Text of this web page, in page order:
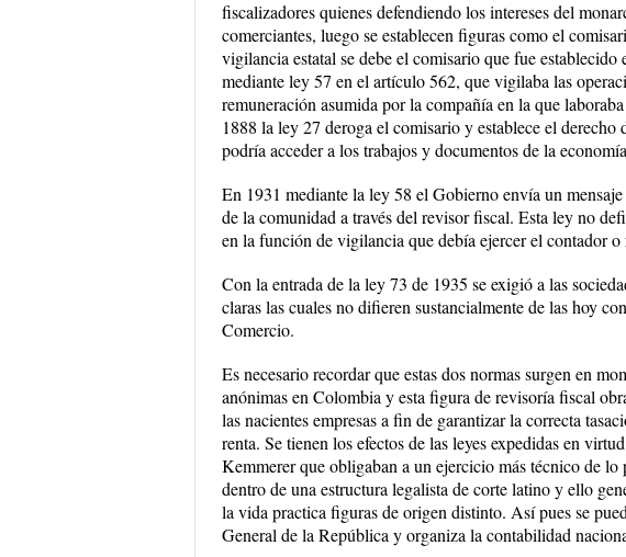
fiscalizadores quienes defendiendo los intereses del
comerciantes, luego se establecen figuras como el
vigilancia estatal se debe el comisario que fue
mediante ley 57 en el artículo 562, que vigilaba las
remuneración asumida por la compañía en la que
1888 la ley 27 deroga el comisario y establece el
podría acceder a los trabajos y documentos de la
En 1931 mediante la ley 58 el Gobierno envía un
de la comunidad a través del revisor fiscal. Esta ley no
en la función de vigilancia que debía ejercer el contador
Con la entrada de la ley 73 de 1935 se exigió a las
claras las cuales no difieren sustancialmente de las hoy
Comercio.
Es necesario recordar que estas dos normas surgen en
anónimas en Colombia y esta figura de revisoría fiscal
las nacientes empresas a fin de garantizar la correcta
renta. Se tienen los efectos de las leyes expedidas en
Kemmerer que obligaban a un ejercicio más técnico de
dentro de una estructura legalista de corte latino y ello
la vida practica figuras de origen distinto. Así pues se
General de la República y organiza la contabilidad